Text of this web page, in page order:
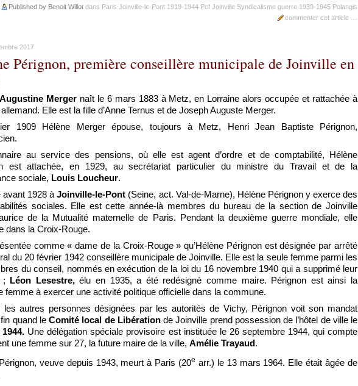
Published by Benoit Willot dans Paris Joinville-le-Pont 1919-1944 Pcf Joinville Syndicalisme guerre 1939-1945 Polangis
commenter cet article
2017
Pérignon, première conseillère municipale de Joinville en
Mergernaît le 6 mars 1883 à Metz, en Lorraine alors occupée et rattachée à
allemand. Elle est la fille d’Anne Ternus et de Joseph Auguste Merger.
1909 Hélène Merger épouse, toujours à Metz, Henri Jean Baptiste Pérignon,
au service des pensions, où elle est agent d’ordre et de comptabilité, Hélène
est attachée, en 1929, au secrétariat particulier du ministre du Travail et de la
sociale, Louis Loucheur.
avant 1928 àJoinville-le-Pont (Seine, act. Val-de-Marne), Hélène Pérignon y exerce des
sociales. Elle est cette année-là membres du bureau de la section de Joinville
de la Mutualité maternelle de Paris. Pendant la deuxième guerre mondiale, elle
dans la Croix-Rouge.
comme « dame de la Croix-Rouge » qu’Hélène Pérignon est désignée par arrêté
du 20 février 1942 conseillère municipale de Joinville. Elle est la seule femme parmi les
du conseil, nommés en exécution de la loi du 16 novembre 1940 qui a supprimé leur
;
Léon Lesestre,élu en 1935, a été redésigné comme maire. Pérignon est ainsi la
femme à exercer une activité politique officielle dans la commune.
les autres personnes désignées par les autorités de Vichy, Pérignon voit son mandat
quand le Comité local de Libérationde Joinville prend possession de l’hôtel de ville le
Une délégation spéciale provisoire est instituée le 26 septembre 1944, qui compte
une femme sur 27, la future maire de la ville, Amélie Trayaud .
veuve depuis 1943, meurt à Paris (20e arr.) le 13 mars 1964. Elle était âgée de